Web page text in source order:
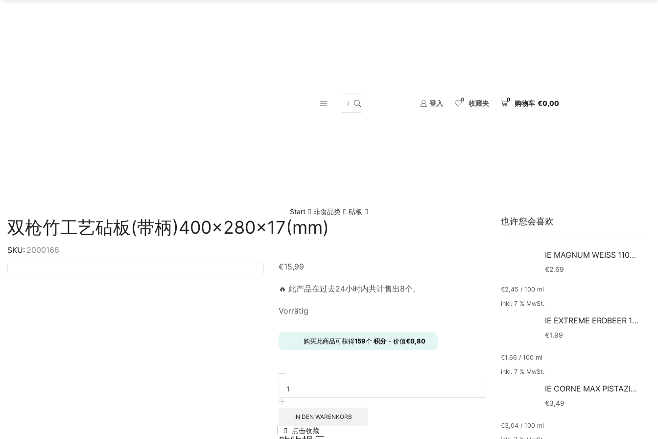
登入 0 收藏夹 0 购物车 €0,00
Start 非食品类 砧板
双枪竹工艺砧板(带柄)400×280×17(mm)
SKU: 2000168
€15,99
🔥 此产品在过去24小时内共计售出8个。
Vorrätig
购买此商品可获得159个积分- 价值€0,80
IN DEN WARENKORB
点击收藏
也许您会喜欢
IE MAGNUM WEISS 110ML
€2,69
€2,45 / 100 ml
inkl. 7 % MwSt.
IE EXTREME ERDBEER 120ml
€1,99
€1,66 / 100 ml
inkl. 7 % MwSt.
IE CORNE MAX PISTAZIE 115ml
€3,49
€3,04 / 100 ml